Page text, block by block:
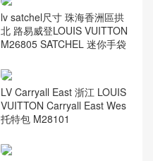
lv satchel尺寸 珠海香洲區拱
北 路易威登LOUIS VUITTON
M26805 SATCHEL 迷你手袋
LV Carryall East 浙江 LOUIS
VUITTON Carryall East Wes
托特包 M28101